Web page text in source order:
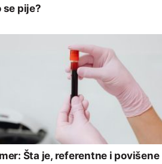
se pije?
Šta je, referentne i povišene